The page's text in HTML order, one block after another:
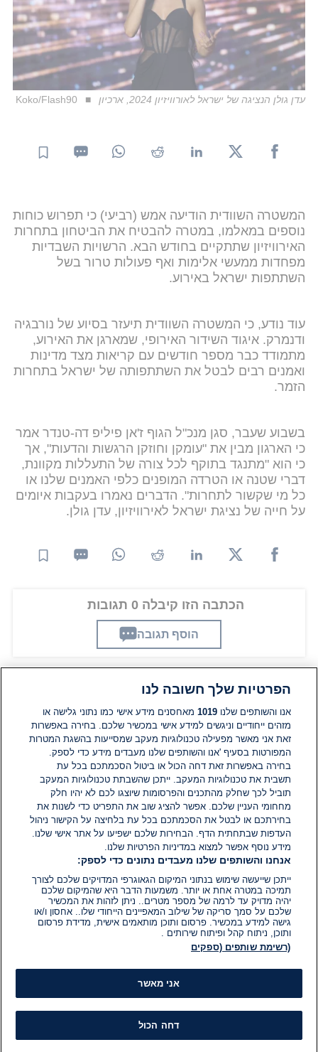
עדן גולן הנציגה של ישראל לאורוויזיון 2024, ארכיון Koko/Flash90
המשטרה השוודית הודיעה אמש (רביעי) כי תפרוש כוחות
נוספים במאלמו, במטרה להבטיח את הביטחון בתחרות
האירוויזיון שתתקיים בחודש הבא. הרשויות השבדיות
מפחדות ממעשי אלימות ואף פעולות טרור בשל
השתתפות ישראל באירוע.
עוד נודע, כי המשטרה השוודית תיעזר בסיוע של נורבגיה
ודנמרק. איגוד השידור האירופי, שמארגן את האירוע,
מתמודד כבר מספר חודשים עם קריאות מצד מדינות
ואמנים רבים לבטל את השתתפותה של ישראל בתחרות
הזמר.
בשבוע שעבר, סגן מנכ"ל הגוף ז'אן פיליפ דה-טנדר אמר
כי הארגון מבין את "עומקן וחוזקן הרגשות והדעות", אך
כי הוא "מתנגד בתוקף לכל צורה של התעללות מקוונת,
דברי שטנה או הטרדה המופנים כלפי האמנים שלנו או
כל מי שקשור לתחרות". הדברים נאמרו בעקבות איומים
על חייה של נציגת ישראל לאירוויזיון, עדן גולן.
הכתבה הזו קיבלה 0 תגובות
הוסף תגובה
תגובות
אין עדיין תגובות. היה הראשון להגיב
הוסף תגובה
הפרטיות שלך חשובה לנו
אנו והשותפים שלנו1019 מאחסנים מידע אישי כמו נתוני גלישה או
מזהים ייחודיים וניגשים למידע אישי במכשיר שלכם. בחירה באפשרות
זאת אני מאשר מפעילה טכנולוגיות מעקב שמסייעות בהשגת המטרות
המפורטות בסעיף 'אנו והשותפים שלנו מעבדים מידע כדי לספק.
בחירה באפשרות זאת דחה הכול או ביטול הסכמתכם בכל עת
תשבית את טכנולוגיות המעקב. ייתכן שהשבתת טכנולוגיות המעקב
תוביל לכך שחלק מהתכנים והפרסומות שיוצגו לכם לא יהיו חלק
מחחומי העניין שלכם. אפשר להציג שוב את התפריט כדי לשנות את
בחירתכם או לבטל את הסכמתכם בכל עת בלחיצה על הקישור ניהול
העדפות שבתחתית הדף. הבחירות שלכם ישפיעו על אתר אישי שלנו.
מידע נוסף אפשר למצוא במדיניות הפרטיות שלנו.
אנחנו והשותפים שלנו מעבדים נתונים כדי לספק:
ייתכן שייעשה שימוש בנתוני המיקום הגאוגרפי המדויקים שלכם לצורך
תמיכה במטרה אחת או יותר. משמעות הדבר היא שהמיקום שלכם
יהיה מדויק עד לרמה של מספר מטרים.. ניתן לזהות את המכשיר
שלכם על סמך סריקה של שילוב המאפיינים הייחודי שלו.. אחסון ו/או
גישה למידע במכשיר. פרסום ותוכן מותאמים אישית, מדידת פרסום
ותוכן, ניתוח קהל ופיתוח שירותים .
(רשימת שותפים (ספקים
אני מאשר
דחה הכול